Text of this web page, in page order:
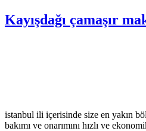
Kayışdağı çamaşır
istanbul ili içerisinde size en yakın
bakımı ve onarımını hızlı ve